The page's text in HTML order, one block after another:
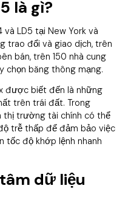
là gì?
và LD5 tại New York và
trao đổi và giao dịch, trên
bán, trên 150 nhà cung
chọn băng thông mạng.
được biết đến là những
trên trái đất. Trong
thị trường tài chính có thể
trễ thấp để đảm bảo việc
tốc độ khớp lệnh nhanh
dữ liệu